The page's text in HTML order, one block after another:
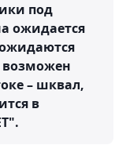
под
ожидается
возможен
– шквал,
в